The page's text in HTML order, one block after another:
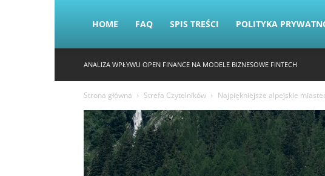
HOME FAQ SPIS TREŚCI POLITYKA
ANALIZA WPŁYWU OPEN FINANCE NA MODELE BIZNESOWE FINTECH
Strona główna Strefa Czytelników Najpiękniejsze alpejskie